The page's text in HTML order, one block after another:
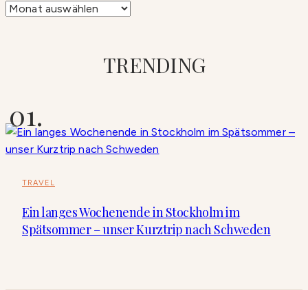
Archiv
TRENDING
TRAVEL
Ein langes Wochenende in Stockholm im
Spätsommer – unser Kurztrip nach Schweden